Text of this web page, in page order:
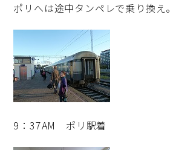
ポリへは途中タンペレで乗り換え。
9：37AM ポリ駅着